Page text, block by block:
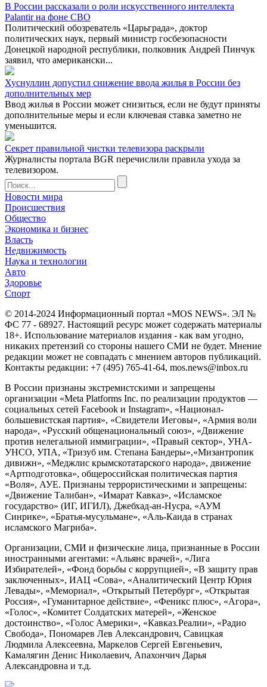
В России рассказали о роли искусственного интеллекта
Palantir на фоне СВО
Политический обозреватель «Царьграда», доктор
политических наук, первый министр госбезопасности
Донецкой народной республики, полковник Андрей Пинчук
заявил, что американски...
Хуснуллин допустил снижение ввода жилья в России без
дополнительных мер
Ввод жилья в России может снизиться, если не будут приняты
дополнительные меры и если ключевая ставка заметно не
уменьшится.
Секрет правильной чистки телевизора раскрыли
Журналисты портала BGR перечислили правила ухода за
телевизором.
Новости мира
Происшествия
Общество
Экономика и бизнес
Власть
Недвижимость
Наука и технологии
Авто
Здоровье
Спорт
© 2014-2024 Информационный портал «MOS NEWS». ЭЛ №
ФС 77 - 68927. Настоящий ресурс может содержать материалы
18+. Использование материалов издания - как вам угодно,
никаких претензий со стороны нашего СМИ не будет. Мнение
редакции может не совпадать с мнением авторов публикаций.
Контакты редакции: +7 (495) 765-41-64, mos.news@inbox.ru
В России признаны экстремистскими и запрещены
организации «Meta Platforms Inc. по реализации продуктов —
социальных сетей Facebook и Instagram», «Национал-
большевистская партия», «Свидетели Иеговы», «Армия воли
народа», «Русский общенациональный союз», «Движение
против нелегальной иммиграции», «Правый сектор», УНА-
УНСО, УПА, «Тризуб им. Степана Бандеры»,«Мизантропик
дивижн», «Меджлис крымскотатарского народа», движение
«Артподготовка», общероссийская политическая партия
«Воля», АУЕ. Признаны террористическими и запрещены:
«Движение Талибан», «Имарат Кавказ», «Исламское
государство» (ИГ, ИГИЛ), Джебхад-ан-Нусра, «АУМ
Синрике», «Братья-мусульмане», «Аль-Каида в странах
исламского Магриба».
Организации, СМИ и физические лица, признанные в России
иностранными агентами: «Альянс врачей», «Лига
Избирателей», «Фонд борьбы с коррупцией», «В защиту прав
заключенных», ИАЦ «Сова», «Аналитический Центр Юрия
Левады», «Мемориал», «Открытый Петербург», «Открытая
Россия», «Гуманитарное действие», «Феникс плюс», «Агора»,
«Голос», «Комитет Солдатских матерей», «Женское
достоинство», «Голос Америки», «Кавказ.Реалии», «Радио
Свобода», Пономарев Лев Александрович, Савицкая
Людмила Алексеевна, Маркелов Сергей Евгеньевич,
Камалягин Денис Николаевич, Апахончич Дарья
Александровна и т.д.